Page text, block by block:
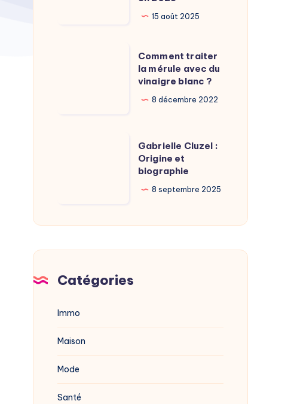
15 août 2025
Comment traiter
la mérule avec du
vinaigre blanc ?
8 décembre 2022
biographie
Gabrielle Cluzel :
Origine et
biographie
8 septembre 2025
Catégories
Immo
Maison
Mode
Santé